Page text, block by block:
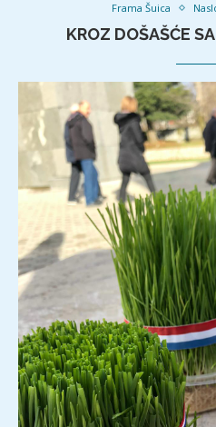
Frama Šuica
KROZ DOŠAŠĆE